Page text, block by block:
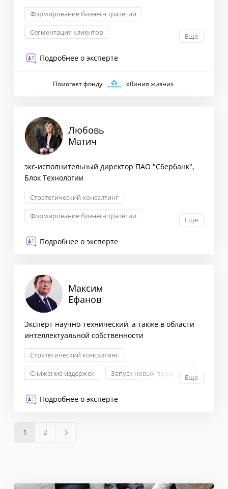
Формирование бизнес-стратегии
Сегментация клиентов
Снижение издержек
Еще
Подробнее о эксперте
Помогает фонду «Линия жизни»
Любовь
Матич
экс-исполнительный директор ПАО "Сбербанк",
Блок Технологии
Стратегический консалтинг
Формирование бизнес-стратегии
Еще
Подробнее о эксперте
Максим
Ефанов
Эксперт научно-технический, а также в области
интеллектуальной собственности
Стратегический консалтинг
Снижение издержек
Запуск новых продуктовЕще
Подробнее о эксперте
1 2